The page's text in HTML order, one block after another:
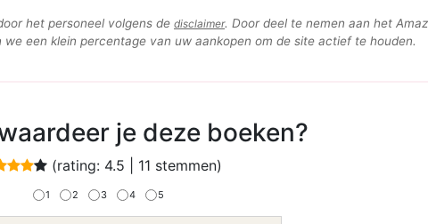
het personeel volgens de disclaimer. Door deel te nemen aan het
een klein percentage van uw aankopen om de site actief te houden.
je deze boeken?
(rating: 4.5 11 stemmen)
1 2 3 4 5